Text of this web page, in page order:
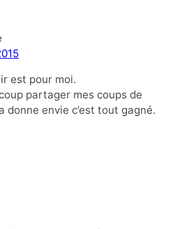
est pour moi.
partager mes coups de
envie c’est tout gagné.